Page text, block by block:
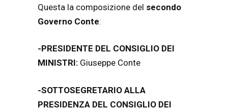
Questa la composizione del secondo
Governo Conte:
-PRESIDENTE DEL CONSIGLIO DEI
MINISTRI: Giuseppe Conte
-SOTTOSEGRETARIO ALLA
PRESIDENZA DEL CONSIGLIO DEI